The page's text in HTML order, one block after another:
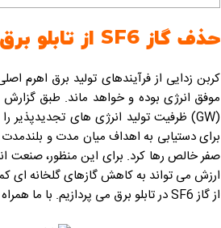
حذف گاز SF6 از تابلو برق صنعتی
(GW) ظرفیت تولید انرژی های تجدیدپذیر را ایجاد نموده است.
برای دستیابی به اهداف میان مدت و
ارزش می تواند به کاهش گازهای گلخانه ای
از گاز SF6 در تابلو برق می پردازیم. با ما همراه باشید.